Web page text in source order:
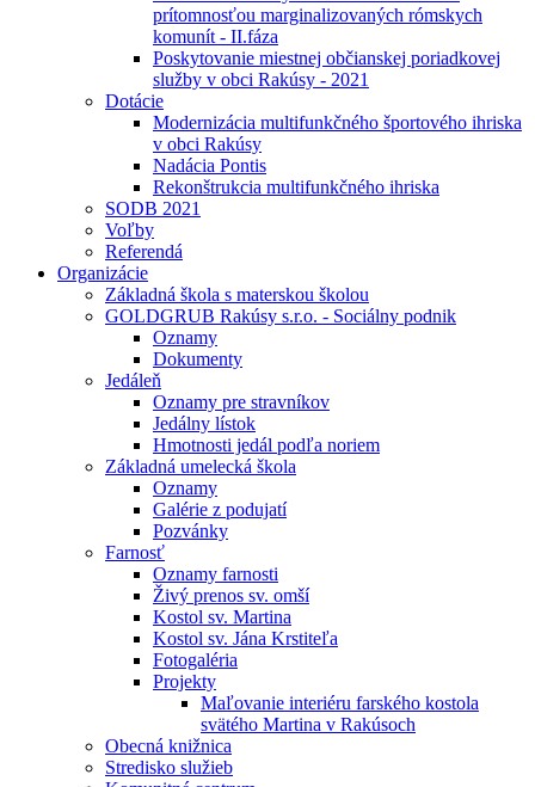
prítomnosťou marginalizovaných rómskych
komunít - II.fáza
Poskytovanie miestnej občianskej poriadkovej
služby v obci Rakúsy - 2021
Dotácie
Modernizácia multifunkčného športového ihriska
v obci Rakúsy
Nadácia Pontis
Rekonštrukcia multifunkčného ihriska
SODB 2021
Voľby
Referendá
Organizácie
Základná škola s materskou školou
GOLDGRUB Rakúsy s.r.o. - Sociálny podnik
Oznamy
Dokumenty
Jedáleň
Oznamy pre stravníkov
Jedálny lístok
Hmotnosti jedál podľa noriem
Základná umelecká škola
Oznamy
Galérie z podujatí
Pozvánky
Farnosť
Oznamy farnosti
Živý prenos sv. omší
Kostol sv. Martina
Kostol sv. Jána Krstiteľa
Fotogaléria
Projekty
Maľovanie interiéru farského kostola
svätého Martina v Rakúsoch
Obecná knižnica
Stredisko služieb